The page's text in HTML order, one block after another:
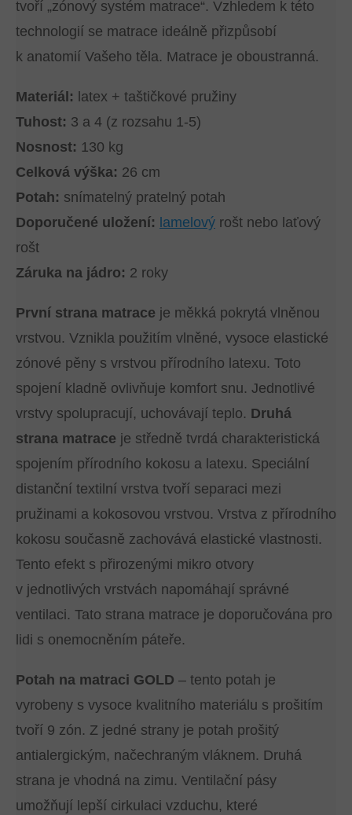
tvoří „zónový systém matrace“. Vzhledem k této
technologií se matrace ideálně přizpůsobí
k anatomií Vašeho těla. Matrace je oboustranná.
Materiál: latex + taštičkové pružiny
Tuhost: 3 a 4 (z rozsahu 1-5)
Nosnost: 130 kg
Celková výška: 26 cm
Potah: snímatelný pratelný potah
Doporučené uložení: lamelový rošt nebo laťový
rošt
Záruka na jádro: 2 roky
První strana matrace je měkká pokrytá vlněnou
vrstvou. Vznikla použitím vlněné, vysoce elastické
zónové pěny s vrstvou přírodního latexu. Toto
spojení kladně ovlivňuje komfort snu. Jednotlivé
vrstvy spolupracují, uchovávají teplo. Druhá
strana matrace je středně tvrdá charakteristická
spojením přírodního kokosu a latexu. Speciální
distanční textilní vrstva tvoří separaci mezi
pružinami a kokosovou vrstvou. Vrstva z přírodního
kokosu současně zachovává elastické vlastnosti.
Tento efekt s přirozenými mikro otvory
v jednotlivých vrstvách napomáhají správné
ventilaci. Tato strana matrace je doporučována pro
lidi s onemocněním páteře.
Potah na matraci GOLD – tento potah je
vyrobeny s vysoce kvalitního materiálu s prošitím
tvoří 9 zón. Z jedné strany je potah prošitý
antialergickým, načechraným vláknem. Druhá
strana je vhodná na zimu. Ventilační pásy
umožňují lepší cirkulaci vzduchu, které